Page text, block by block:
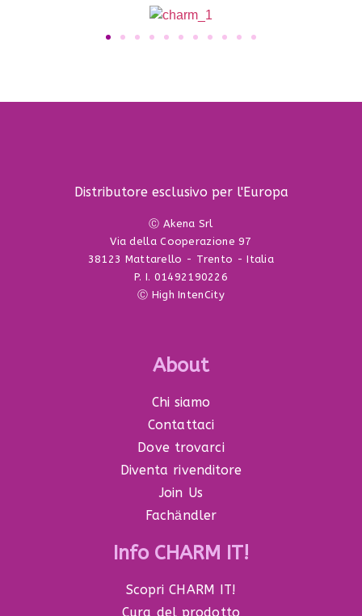
Distributore esclusivo per l'Europa
Ⓒ Akena Srl
Via della Cooperazione 97
38123 Mattarello - Trento - Italia
P. I. 01492190226
Ⓒ High IntenCity
About
Chi siamo
Contattaci
Dove trovarci
Diventa rivenditore
Join Us
Fachӓndler
Info CHARM IT!
Scopri CHARM IT!
Cura del prodotto